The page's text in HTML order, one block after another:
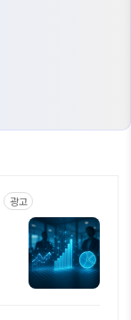
광고